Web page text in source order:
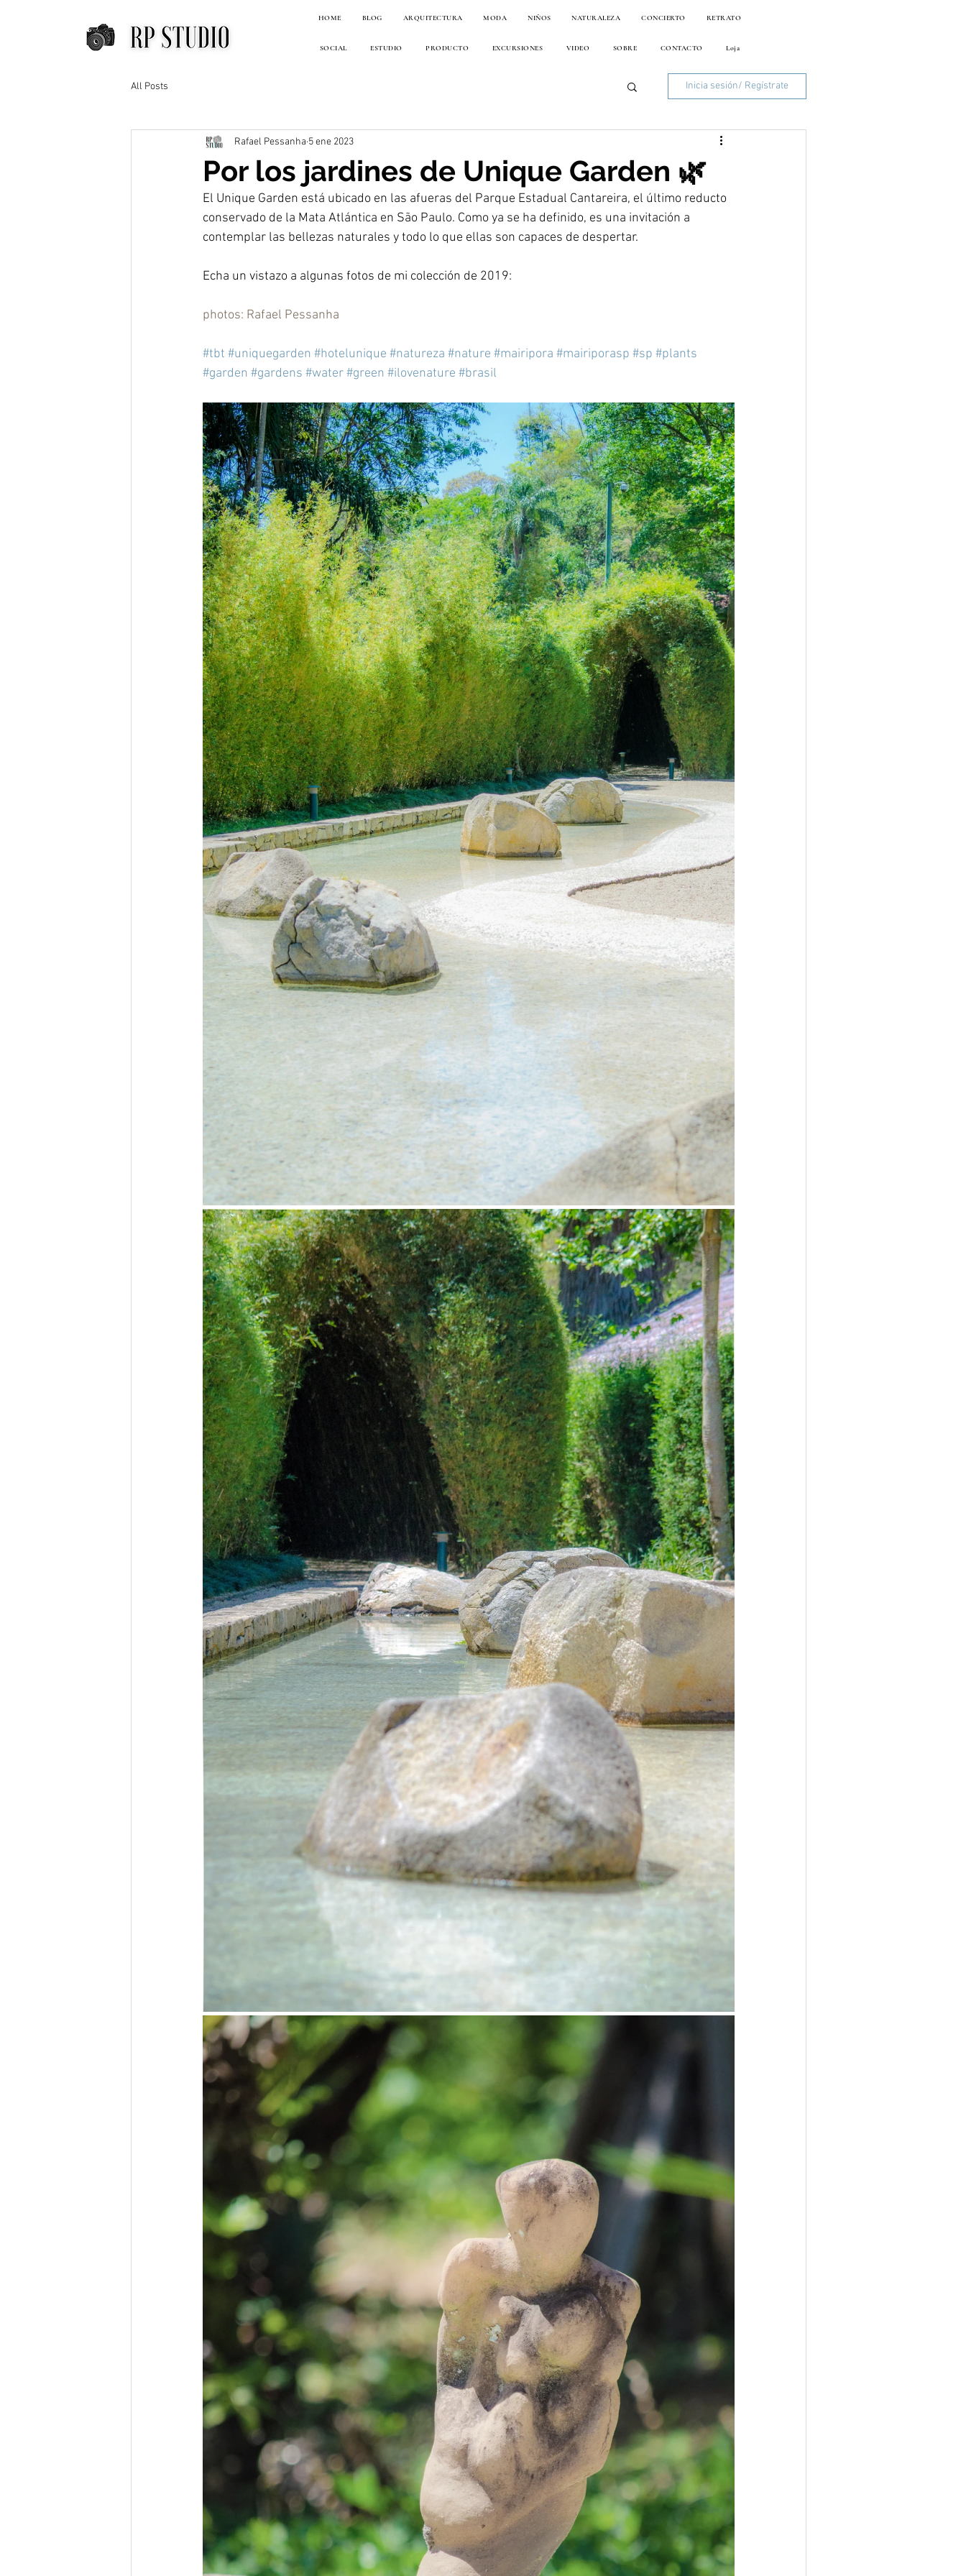
HOME BLOG ARQUITECTURA MODA NIÑOS NATURALEZA CONCIERTO RETRATO
SOCIAL ESTUDIO PRODUCTO EXCURSIONES VIDEO SOBRE CONTACTO Loja
All Posts Inicia sesión/ Regístrate
Por los jardines de Unique Garden 🌿
Rafael Pessanha 5 ene 2023
El Unique Garden está ubicado en las afueras del Parque Estadual Cantareira, el último reducto
conservado de la Mata Atlántica en São Paulo. Como ya se ha definido, es una invitación a
contemplar las bellezas naturales y todo lo que ellas son capaces de despertar.
Echa un vistazo a algunas fotos de mi colección de 2019:
photos: Rafael Pessanha
#tbt #uniquegarden #hotelunique #natureza #nature #mairipora #mairiporasp #sp #plants
#garden #gardens #water#green #ilovenature #brasil